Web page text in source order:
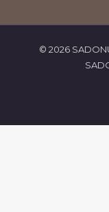
© 2026